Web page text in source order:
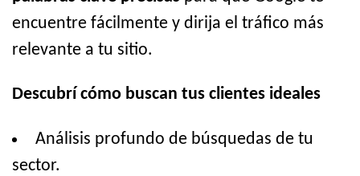
encuentre fácilmente y dirija el tráfico más
relevante a tu sitio.
Descubrí cómo buscan tus clientes ideales
Análisis profundo de búsquedas de tu
sector.